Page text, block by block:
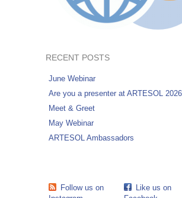
RECENT POSTS
June Webinar
Are you a presenter at ARTESOL
Meet & Greet
May Webinar
ARTESOL Ambassadors
Follow us on
Like us on